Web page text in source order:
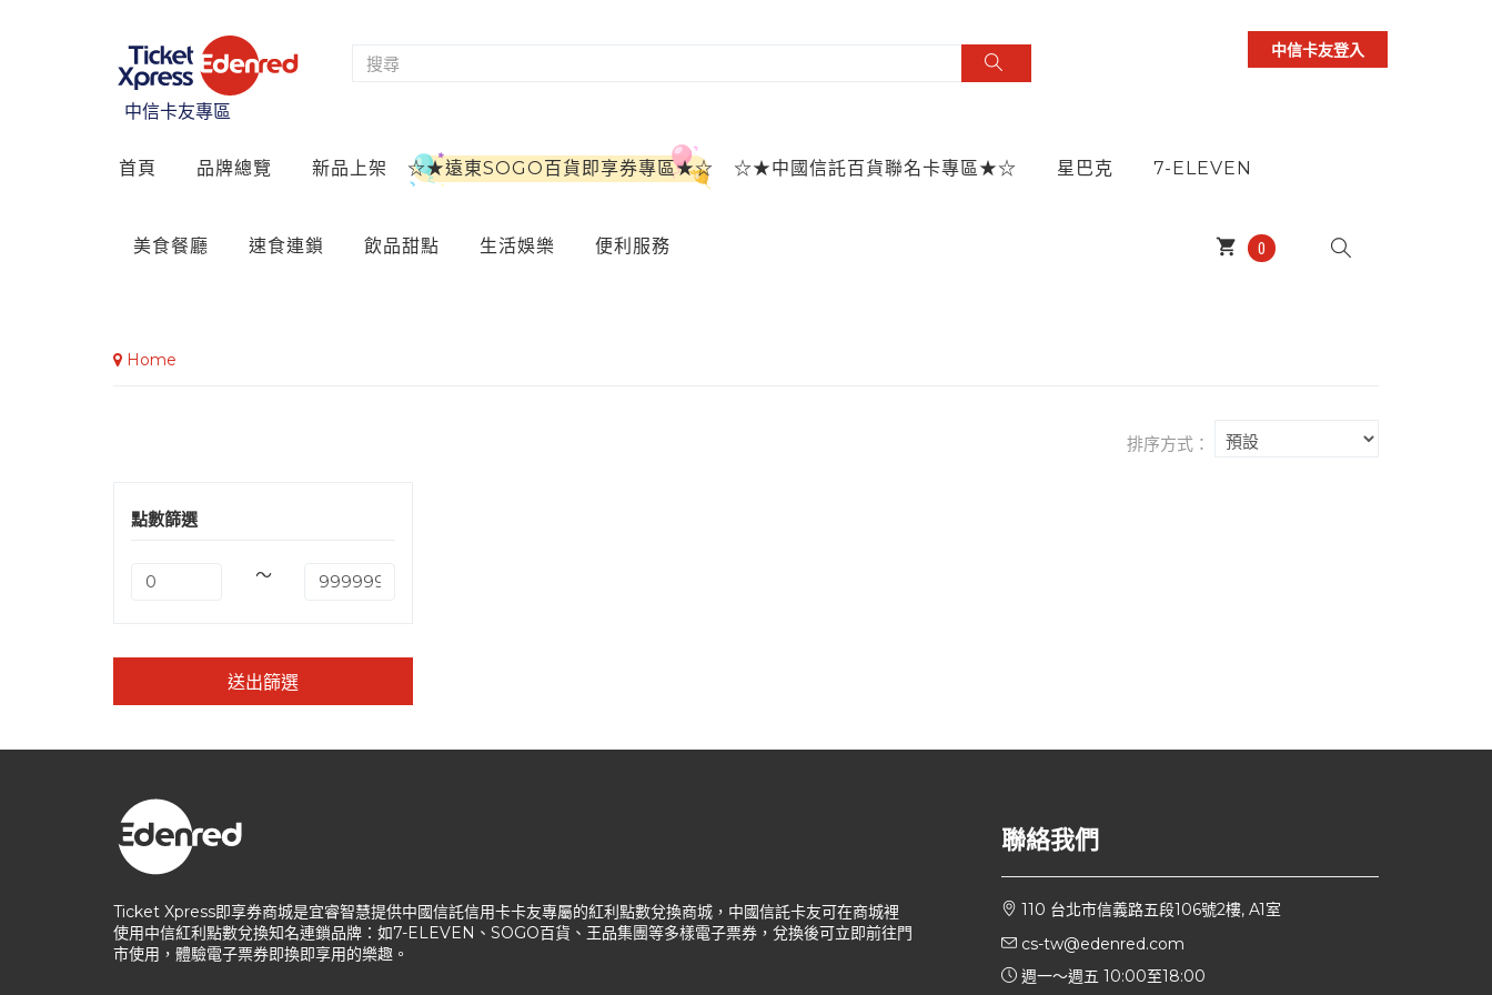
中信卡友專區
中信卡友登入
首頁 品牌總覽 新品上架 ☆★遠東SOGO百貨即享券專區★☆ ☆★中國信託百貨聯名卡專區★☆ 星巴克 7-ELEVEN
美食餐廳 速食連鎖 飲品甜點 生活娛樂 便利服務 shopping_cart 0
Home
點數篩選
～
送出篩選
排序方式：
Ticket Xpress即享券商城是宜睿智慧提供中國信託信用卡卡友專屬的紅利點數兌換商城，中國信託卡友可在商城裡
使用中信紅利點數兌換知名連鎖品牌：如7-ELEVEN、SOGO百貨、王品集團等多樣電子票券，兌換後可立即前往門
市使用，體驗電子票券即換即享用的樂趣。
聯絡我們
110 台北市信義路五段106號2樓, A1室
cs-tw@edenred.com
週一～週五 10:00至18:00